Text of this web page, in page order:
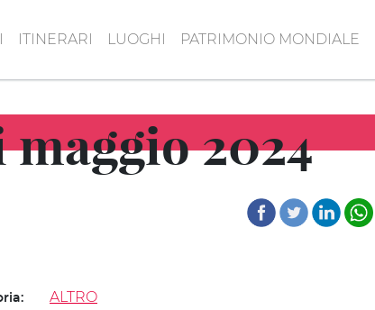
ITINERARI LUOGHI PATRIMONIO MONDIALE
2024
ALTRO